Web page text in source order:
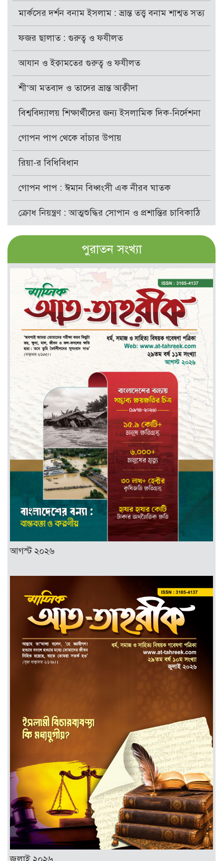
মার্কসের দর্শন বনাম ইসলাম : ভ্রান্ত তত্ত্ব বনাম শাশ্বত সত্য
ফজর ছালাত : গুরুত্ব ও ফযীলত
আযান ও ইক্বামতের গুরুত্ব ও ফযীলত
শী‘আ মতবাদ ও তাদের ভ্রান্ত আক্বীদা
বিশ্ববিদ্যালয় শিক্ষার্থীদের জন্য ইসলামিক দিক-নির্দেশনা
গোপন পাপ থেকে বাঁচার উপায়
রিয়া-র বিধিবিধান
গোপন পাপ : ঈমান বিধ্বংসী এক নীরব ঘাতক
ক্রোধ নিয়ন্ত্রণ : আত্মশুদ্ধির সোপান ও প্রশান্তির চাবিকাঠি
পুরাতন সংখ্যা
আগস্ট ২০২৬